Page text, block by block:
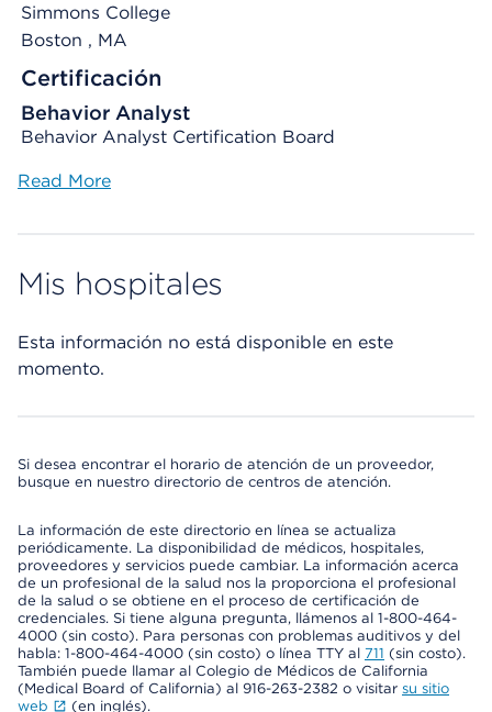
Simmons College
Boston , MA
Certificación
Behavior Analyst
Behavior Analyst Certification Board
Read More
Mis hospitales
Esta información no está disponible en este
momento.
Si desea encontrar el horario de atención de un proveedor,
busque en nuestro directorio de centros de atención.
La información de este directorio en línea se actualiza
periódicamente. La disponibilidad de médicos, hospitales,
proveedores y servicios puede cambiar. La información acerca
de un profesional de la salud nos la proporciona el profesional
de la salud o se obtiene en el proceso de certificación de
credenciales. Si tiene alguna pregunta, llámenos al 1-800-464-
4000 (sin costo). Para personas con problemas auditivos y del
habla: 1-800-464-4000 (sin costo) o línea TTY al 711 (sin costo).
También puede llamar al Colegio de Médicos de California
(Medical Board of California) al 916-263-2382 o visitar su sitio
web
(en inglés).